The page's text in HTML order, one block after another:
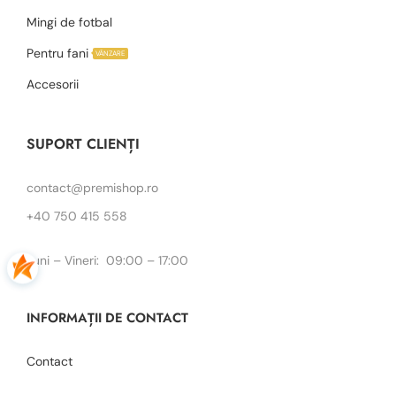
Mingi de fotbal
Pentru fani
VÂNZARE
Accesorii
SUPORT CLIENȚI
contact@premishop.ro
+40 750 415 558
Luni – Vineri: 09:00 – 17:00
INFORMAȚII DE CONTACT
Contact